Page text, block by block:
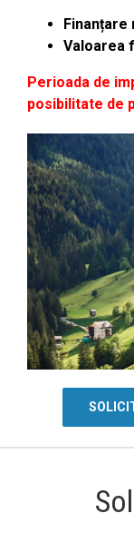
Finanțare
Valoarea
Perioada de
posibilitate de